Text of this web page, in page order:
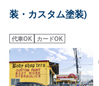
車検、タイヤ交換などの
困りの際はお気軽にご相談く
装・カスタム塗装)
代車OK カードOK